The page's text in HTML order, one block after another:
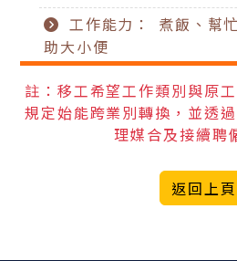
工作能力： 煮飯、幫
助大小便
註：移工希望工作類別與原
規定始能跨業別轉換，並透
理媒合及接續聘
返回上頁